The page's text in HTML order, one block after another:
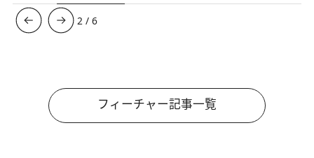
3 /6
フィーチャー記事一覧